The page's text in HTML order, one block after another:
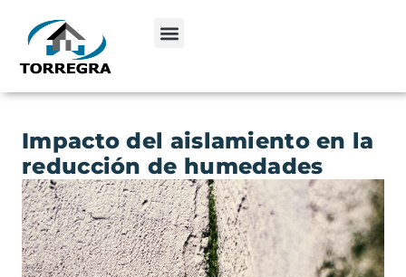
Impacto del aislamiento en la
reducción de humedades